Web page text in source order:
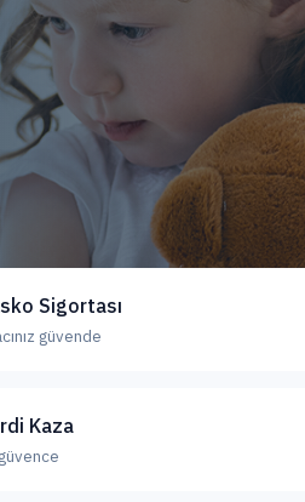
Sigortası
güvende
Kaza